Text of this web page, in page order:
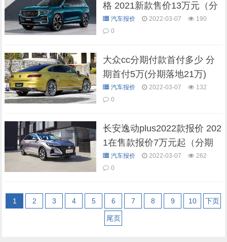
格 2021新款售价13万元（分
期首付6万元起）
汽车报价 2022-03-07
190
0
大众cc分期付款首付多少 分
期首付5万(分期落地21万)
汽车报价 2022-03-07
132
0
长安逸动plus2022款报价 202
1在售款报价7万元起（分期
首付3万元起）
汽车报价 2022-03-07
262
0
1 2 3 4 5 6 7 8 9 10 下页
尾页